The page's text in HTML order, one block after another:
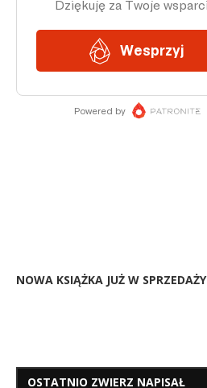
NOWA KSIĄŻKA JUŻ W SPRZEDAŻY
OSTATNIO ZWIERZ NAPISAŁ